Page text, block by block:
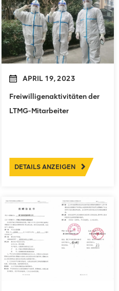
APRIL 19, 2023
Freiwilligenaktivitäten der
LTMG-Mitarbeiter
DETAILS ANZEIGEN